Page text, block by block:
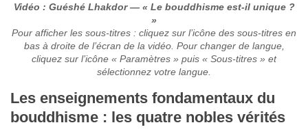
Vidéo : Guéshé Lhakdor — « Le bouddhisme est-il unique ?
»
Pour afficher les sous-titres : cliquez sur l’icône des sous-titres en
bas à droite de l’écran de la vidéo. Pour changer de langue,
cliquez sur l’icône « Paramètres » puis « Sous-titres » et
sélectionnez votre langue.
Les enseignements fondamentaux du
bouddhisme : les quatre nobles vérités